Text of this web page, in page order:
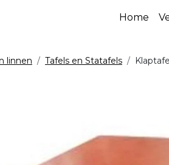
Home
linnen Tafels en Statafels